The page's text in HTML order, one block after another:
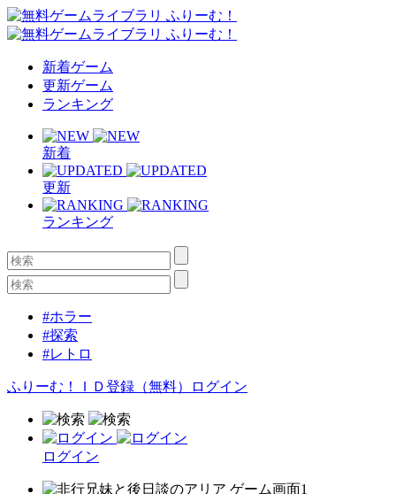
新着ゲーム
更新ゲーム
ランキング
新着
更新
ランキング
#ホラー
#探索
#レトロ
ふりーむ！ＩＤ登録（無料） ログイン
ログイン